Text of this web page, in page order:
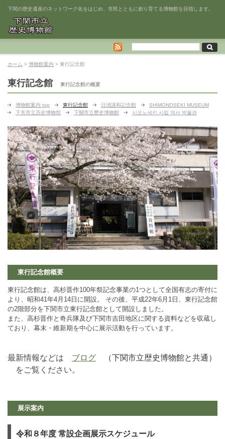
下関の歴史遺産のネットワーク化をはじめ、市民とともに創り育てる博物館を目指します。
ホーム > 博物館案内 > 東行記念館
東行記念館 東行記念館の概要
博物館案内 top 東行記念館 日清講和記念館
SHIMONOSEKI MUSEUM
下关市立历史博物馆
下關市立歷史博物館 시모노세키 시립 역사 박물관
東行記念館概要
東行記念館は、高杉晋作100年祭記念事業の1つとして全国有志の寄付に
より、昭和41年4月14日に開設。 その後、平成22年6月1日、東行記念館
の2階部分を下関市立東行記念館として開設しました。
また、高杉晋作と奇兵隊及び下関市吉田地区に関する資料などを収蔵し
ており、幕末・維新期を中心に展示活動を行っています。
最新情報などは ブログ
（下関市立歴史博物館と共通）
をご覧ください。
展示案内
令和８年度 常設企画展示スケジュール